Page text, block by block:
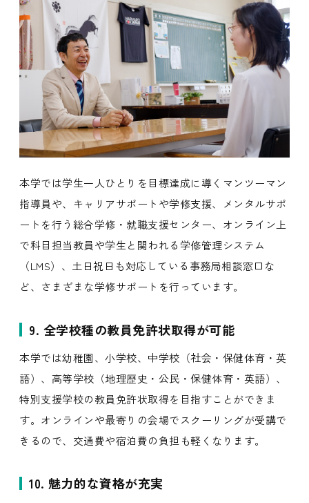
本学では学生一人ひとりを目標達成に導くマンツーマン
指導員や、キャリアサポートや学修支援、メンタルサポ
ートを行う総合学修・就職支援センター、オンライン上
で科目担当教員や学生と関われる学修管理システム
（LMS）、土日祝日も対応している事務局相談窓口な
ど、さまざまな学修サポートを行っています。
9. 全学校種の教員免許状取得が可能
本学では幼稚園、小学校、中学校（社会・保健体育・英
語）、高等学校（地理歴史・公民・保健体育・英語）、
特別支援学校の教員免許状取得を目指すことができま
す。オンラインや最寄りの会場でスクーリングが受講で
きるので、交通費や宿泊費の負担も軽くなります。
10. 魅力的な資格が充実